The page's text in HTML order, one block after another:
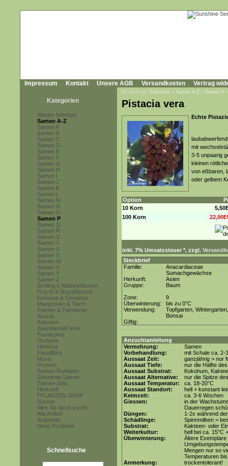
Impressum Kontakt Unsere AGB Versandkosten Vertrag
Kategorien
Wieder lieferbar!
Samen A-Z
Samen A
Samen B
Samen C
Samen D
Samen E
Samen F
Samen G
Samen H
Samen I
Samen J
Samen K
Samen L
Samen M
Samen N
Samen O
Samen P
Samen Q
Samen R
Samen S
Samen T
Samen U
Samen V
Samen W
Samen X
Samen Y
Samen Z
Schling & Kletterpflanzen
Frucht & Nutzpflanzen
Gemüse & Gewürze
Mangroven & Teich
Palmen & Palmfarne
Acacia
Adenium
Baumfarne/Farne
Eucalyptus
Plumeria
Hibiskus
Passiflora
Musa
Proteen
Samen-Raritäten
Gekeimte Samen
Samen-Sets
Herkunft
PFLANZEN SHOP
Bücher
Alles für die Anzucht
Alle Artikel
Angebote
Neue Produkte
Schnellsuche
Sie sind hier: Startseite » Samen A-Z » Samen P
Pistacia vera
Echte
mit
3-5 unpaarig
kleinen
von eßbaren,
oder gelbem
Option
10 Korn
100 Korn
inkl. 7% Umsatzsteuer *, zzgl.
Steckbrief
Familie:
Anacardiaceae
Sumachgewächse
Herkunft:
Asien
Gruppe:
Baum
Zone:
9
Überwinterung:
bis zu 0°C
Verwendung:
Topfgarten, Wintergarten,
Bonsai
Giftig:
Anzuchtanleitung
Vermehrung:
Samen
Vorbehandlung:
mit Schale ca. 2-
Aussaat Zeit:
ganzjährig > nur
Aussaat Tiefe:
nur die Hälfte
Aussaat Substrat:
Kokohum,
Aussaat Alternative:
nur die Spitze
Aussaat Temperatur:
ca. 18-20°C
Aussaat Standort:
hell + konstant
Keimzeit:
ca. 3-6 Wochen
Giessen:
in der
Dauerregen
Düngen:
1-2x während
Schädlinge:
Spinnmilben >
Substrat:
Kakteen- oder
Weiterkultur:
hell bei ca. 15°C
Überwinterung:
Ältere
Mengen nur so
Temperaturen
Anmerkung:
trockentolerant!